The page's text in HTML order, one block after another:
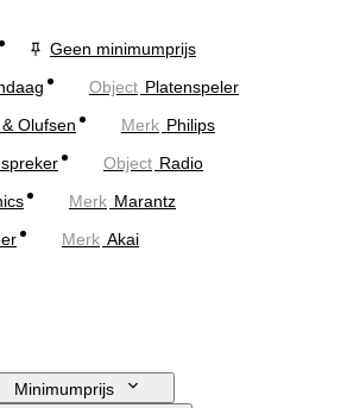
Geen minimumprijs
Object Platenspeler
Olufsen Merk Philips
Object Radio
Merk Marantz
Merk Akai
Minimumprijs